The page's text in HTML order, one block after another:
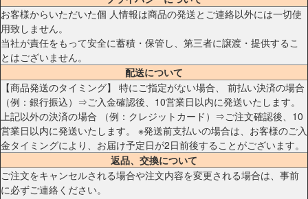
お客様からいただいた個 人情報は商品の発送とご連絡以外には一切使
用致しません。
当社が責任をもって安全に蓄積・保管し、第三者に譲渡・提供するこ
とはございません。
配送について
【商品発送のタイミング】 特にご指定がない場合、 前払い決済の場合
（例：銀行振込）⇒ご入金確認後、10営業日以内に発送いたします。
上記以外の決済の場合 （例：クレジットカード）⇒ご注文確認後、10
営業日以内に発送いたします。 ※発送前支払いの場合は、お客様のご入
金タイミングにより、お届け予定日が2日前後することがございます。
返品、交換について
ご注文をキャンセルされる場合や注文内容を変更される場合は、事前
に必ずご連絡ください。